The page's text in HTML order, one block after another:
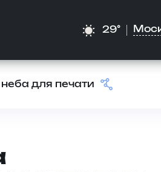
29°
неба для печати